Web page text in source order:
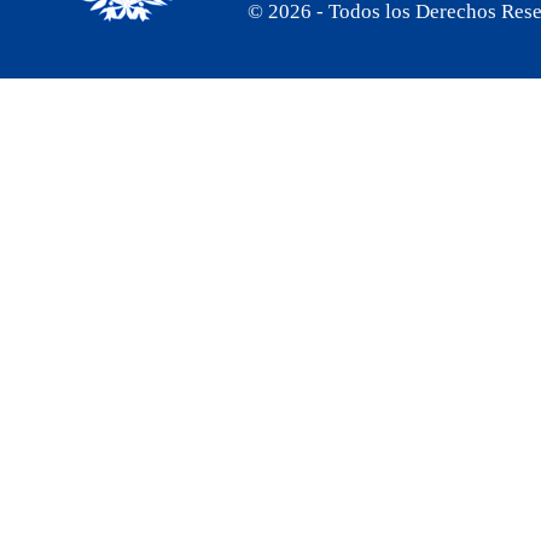
© 2026 - Todos los Derechos